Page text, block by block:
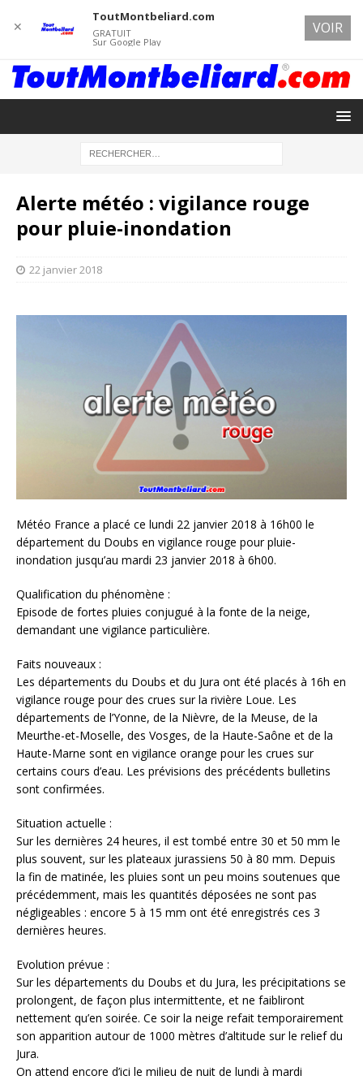
Alerte météo : vigilance rouge
pour pluie-inondation
22 janvier 2018
Météo France a placé ce lundi 22 janvier 2018 à 16h00 le
département du Doubs en vigilance rouge pour pluie-
inondation jusqu’au mardi 23 janvier 2018 à 6h00.
Qualification du phénomène :
Episode de fortes pluies conjugué à la fonte de la neige,
demandant une vigilance particulière.
Faits nouveaux :
Les départements du Doubs et du Jura ont été placés à 16h en
vigilance rouge pour des crues sur la rivière Loue. Les
départements de l’Yonne, de la Nièvre, de la Meuse, de la
Meurthe-et-Moselle, des Vosges, de la Haute-Saône et de la
Haute-Marne sont en vigilance orange pour les crues sur
certains cours d’eau. Les prévisions des précédents bulletins
sont confirmées.
Situation actuelle :
Sur les dernières 24 heures, il est tombé entre 30 et 50 mm le
plus souvent, sur les plateaux jurassiens 50 à 80 mm. Depuis
la fin de matinée, les pluies sont un peu moins soutenues que
précédemment, mais les quantités déposées ne sont pas
négligeables : encore 5 à 15 mm ont été enregistrés ces 3
dernières heures.
Evolution prévue :
Sur les départements du Doubs et du Jura, les précipitations se
prolongent, de façon plus intermittente, et ne faibliront
nettement qu’en soirée. Ce soir la neige refait temporairement
son apparition autour de 1000 mètres d’altitude sur le relief du
Jura.
On attend encore d’ici le milieu de nuit de lundi à mardi
✕
ToutMontbeliard.com
GRATUIT
Sur Google Play
VOIR